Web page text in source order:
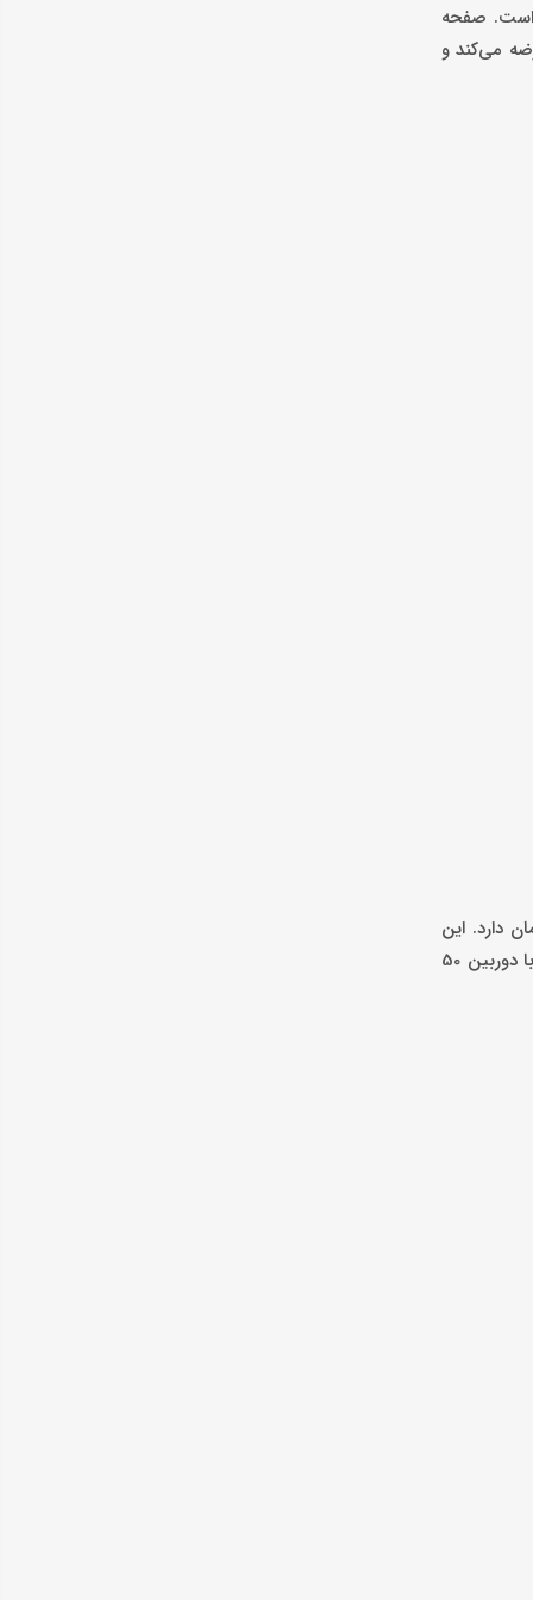
روزمره مناسب است. صفحه
باتری 4700 میلی آمپر ساعته را عرضه می‌کند و
کرد، از برند ویوو است که قیمتی در حدود 15 میلیون تومان دارد. این
محصول، از امکان شارژ سریع 80 واتی پشتیبانی می‌کند و ظرفیت رم آن 12 گیگابایت است. همچنین، این گوشی میان رده ویوو امکان عکاسی با دوربین 50